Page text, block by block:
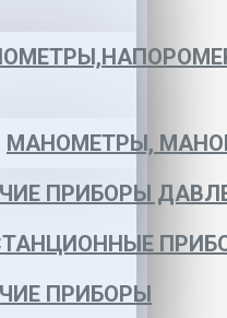
МАНОМЕТРЫ,
ПРИБОРЫ
ПРИБОРЫ